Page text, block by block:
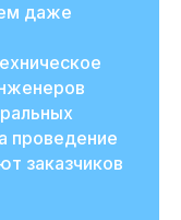
даже
проведение
заказчиков